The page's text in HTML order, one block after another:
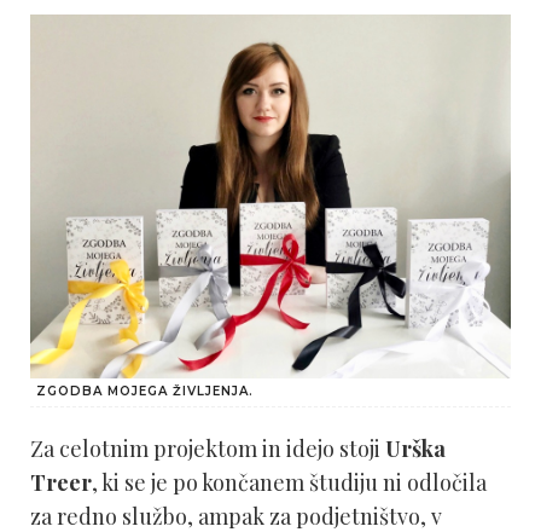
ZGODBA MOJEGA ŽIVLJENJA.
Za celotnim projektom in idejo stoji Urška
Treer, ki se je po končanem študiju ni odločila
za redno službo, ampak za podjetništvo, v